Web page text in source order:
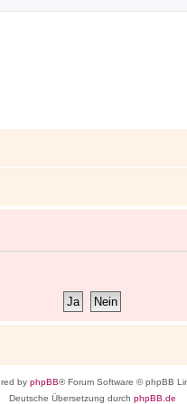
by phpBB® Forum Software © phpBB
Deutsche Übersetzung durch phpBB.de